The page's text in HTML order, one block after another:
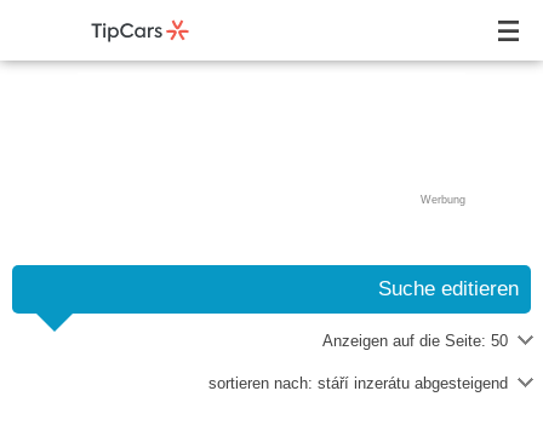
Werbung
Suche editieren
Anzeigen auf die Seite: 50
sortieren nach: stáří inzerátu abgesteigend